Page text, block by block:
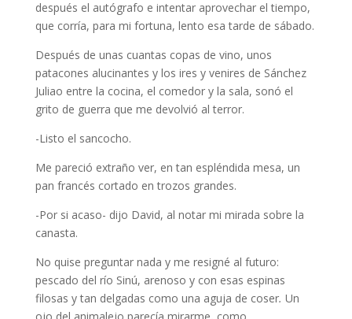
después el autógrafo e intentar aprovechar el tiempo,
que corría, para mi fortuna, lento esa tarde de sábado.
Después de unas cuantas copas de vino, unos
patacones alucinantes y los ires y venires de Sánchez
Juliao entre la cocina, el comedor y la sala, sonó el
grito de guerra que me devolvió al terror.
-Listo el sancocho.
Me pareció extraño ver, en tan espléndida mesa, un
pan francés cortado en trozos grandes.
-Por si acaso- dijo David, al notar mi mirada sobre la
canasta.
No quise preguntar nada y me resigné al futuro:
pescado del río Sinú, arenoso y con esas espinas
filosas y tan delgadas como una aguja de coser. Un
ojo del animalejo parecía mirarme, como